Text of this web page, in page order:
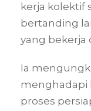
kerja kolektif
bertanding
yang bekerja
Ia
menghadapi
proses